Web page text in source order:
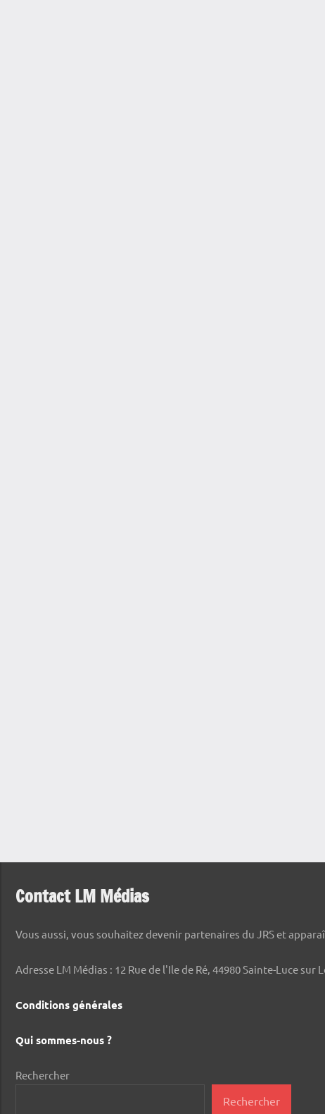
Contact LM Médias
Vous aussi, vous souhaitez devenir partenaires du JRS et
Adresse LM Médias : 12 Rue de l'Ile de Ré, 44980 Sainte-Luce sur
Conditions générales
Qui sommes-nous ?
Rechercher
Rechercher